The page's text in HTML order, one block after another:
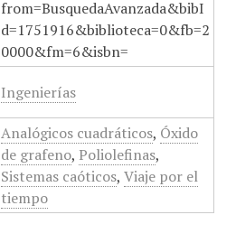
from=BusquedaAvanzada&bibI
d=1751916&biblioteca=0&fb=2
0000&fm=6&isbn=
Ingenierías
Analógicos cuadráticos, Óxido
de grafeno, Poliolefinas,
Sistemas caóticos, Viaje por el
tiempo